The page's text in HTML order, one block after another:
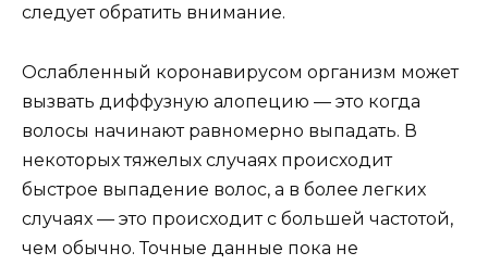
следует обратить внимание.
Ослабленный коронавирусом организм может
вызвать диффузную алопецию — это когда
волосы начинают равномерно выпадать. В
некоторых тяжелых случаях происходит
быстрое выпадение волос, а в более легких
случаях — это происходит с большей частотой,
чем обычно. Точные данные пока не